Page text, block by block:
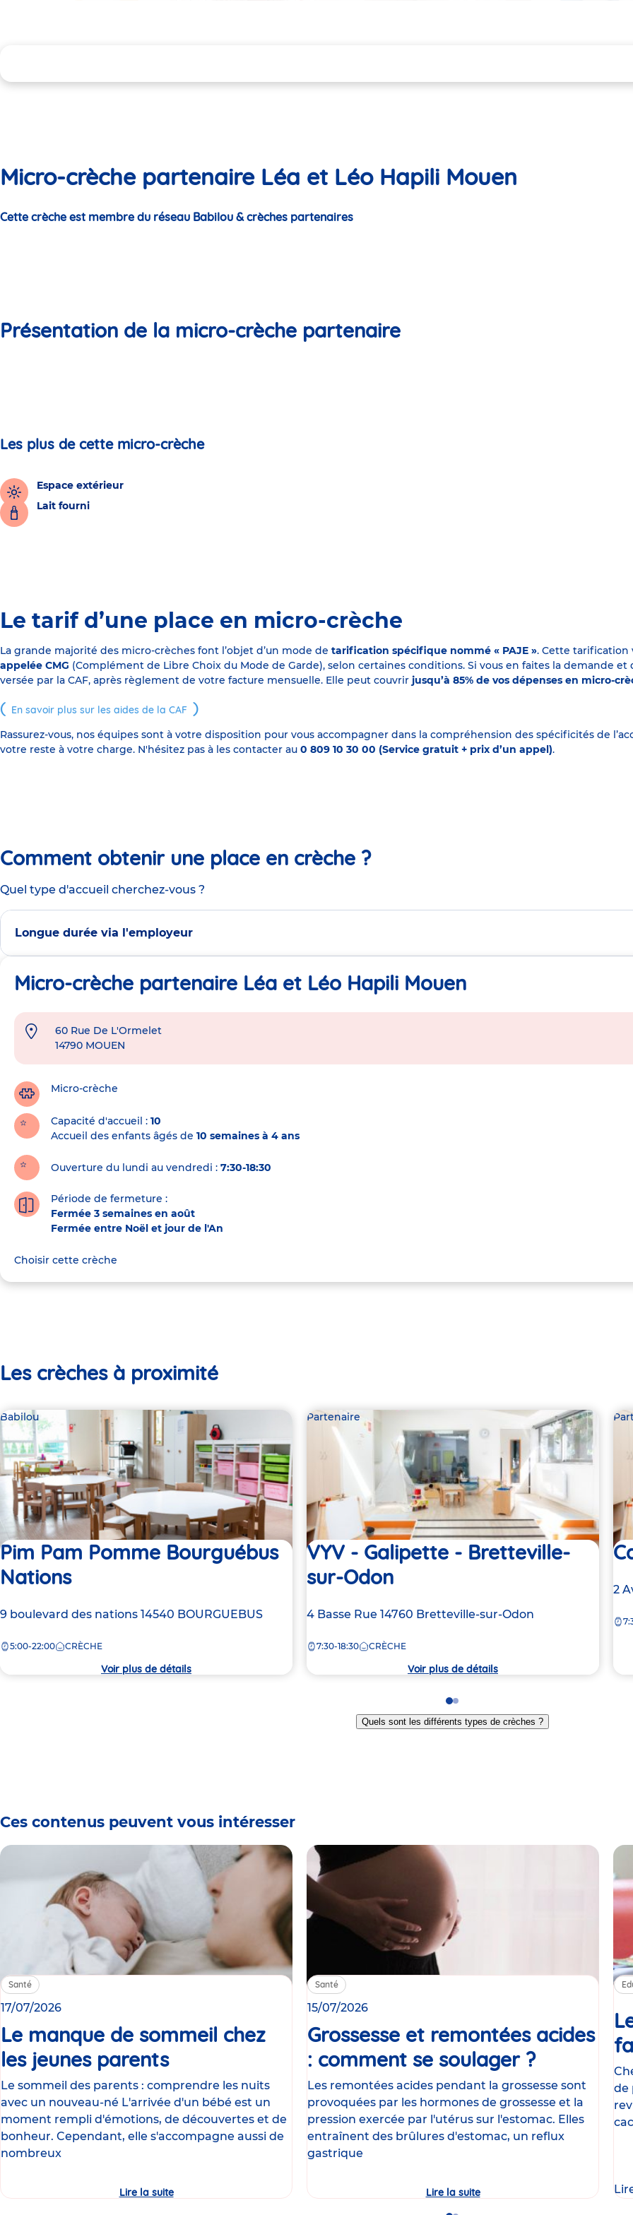
Micro-crèche partenaire Léa et Léo Hapili Mouen
Cette crèche est membre du réseau Babilou & crèches partenaires
Présentation de la micro-crèche partenaire
Les plus de cette micro-crèche
Espace extérieur
Lait fourni
Le tarif d’une place en micro-crèche
La grande majorité des micro-crèches font l’objet d’un mode de tarification spécifique nommé « PAJE ». Cette tarification
appelée CMG (Complément de Libre Choix du Mode de Garde), selon certaines conditions. Si vous en faites la demande
versée par la CAF, après règlement de votre facture mensuelle. Elle peut couvrir jusqu’à 85% de vos dépenses en micro-
En savoir plus sur les aides de la CAF
Rassurez-vous, nos équipes sont à votre disposition pour vous accompagner dans la compréhension des spécificités de
votre reste à votre charge. N'hésitez pas à les contacter au 0 809 10 30 00 (Service gratuit + prix d’un appel).
Comment obtenir une place en crèche ?
Quel type d'accueil cherchez-vous ?
Longue durée via l'employeur
Micro-crèche partenaire Léa et Léo Hapili Mouen
Adresse
crèche
60 Rue De L'Ormelet
14790 MOUEN
Micro-crèche
Capacité d'accueil
10
Accueil des enfants âgés de 10 semaines à 4 ans
Ouverture du lundi au vendredi : 7:30-18:30
Période de fermeture :
Fermée 3 semaines en août
Fermée entre Noël et jour de l'An
Choisir cette crèche
Les crèches à proximité
Babilou
Pim Pam Pomme Bourguébus
Nations
Adresse
la
9 boulevard des nations 14540 BOURGUEBUS
5:00-22:00 CRÈCHE
Voir plus de détails
Partenaire
VYV - Galipette - Bretteville-
sur-Odon
Adresse
la
4 Basse Rue 14760 Bretteville-sur-Odon
7:30-18:30 CRÈCHE
Voir plus de détails
la
2
Go
to
slide
Go
to
slide
Quels sont les différents types de crèches ?
Ces contenus peuvent vous intéresser
Santé
17/07/2026
Le manque de sommeil chez
les jeunes parentsArticle
Le sommeil des parents : comprendre les nuits
avec un nouveau-né L'arrivée d'un bébé est un
moment rempli d'émotions, de découvertes et de
bonheur. Cependant, elle s'accompagne aussi de
nombreux
Lire la suiteLe
manque
Santé
15/07/2026
Grossesse et remontées acides
: comment se soulager ?Article
Les remontées acides pendant la grossesse sont
provoquées par les hormones de grossesse et la
pression exercée par l'utérus sur l'estomac. Elles
entraînent des brûlures d'estomac, un reflux
gastrique
Lire la suiteGrossesse
et
de